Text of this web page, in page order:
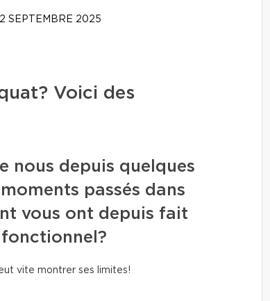
SEPTEMBRE 2025
Voici des
nous depuis quelques
passés dans
vous ont depuis fait
fonctionnel?
vite montrer ses limites!